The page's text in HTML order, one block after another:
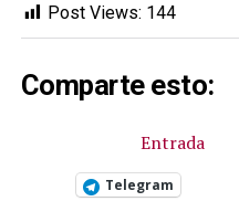
Post Views: 144
Comparte esto:
Entrada
Telegram